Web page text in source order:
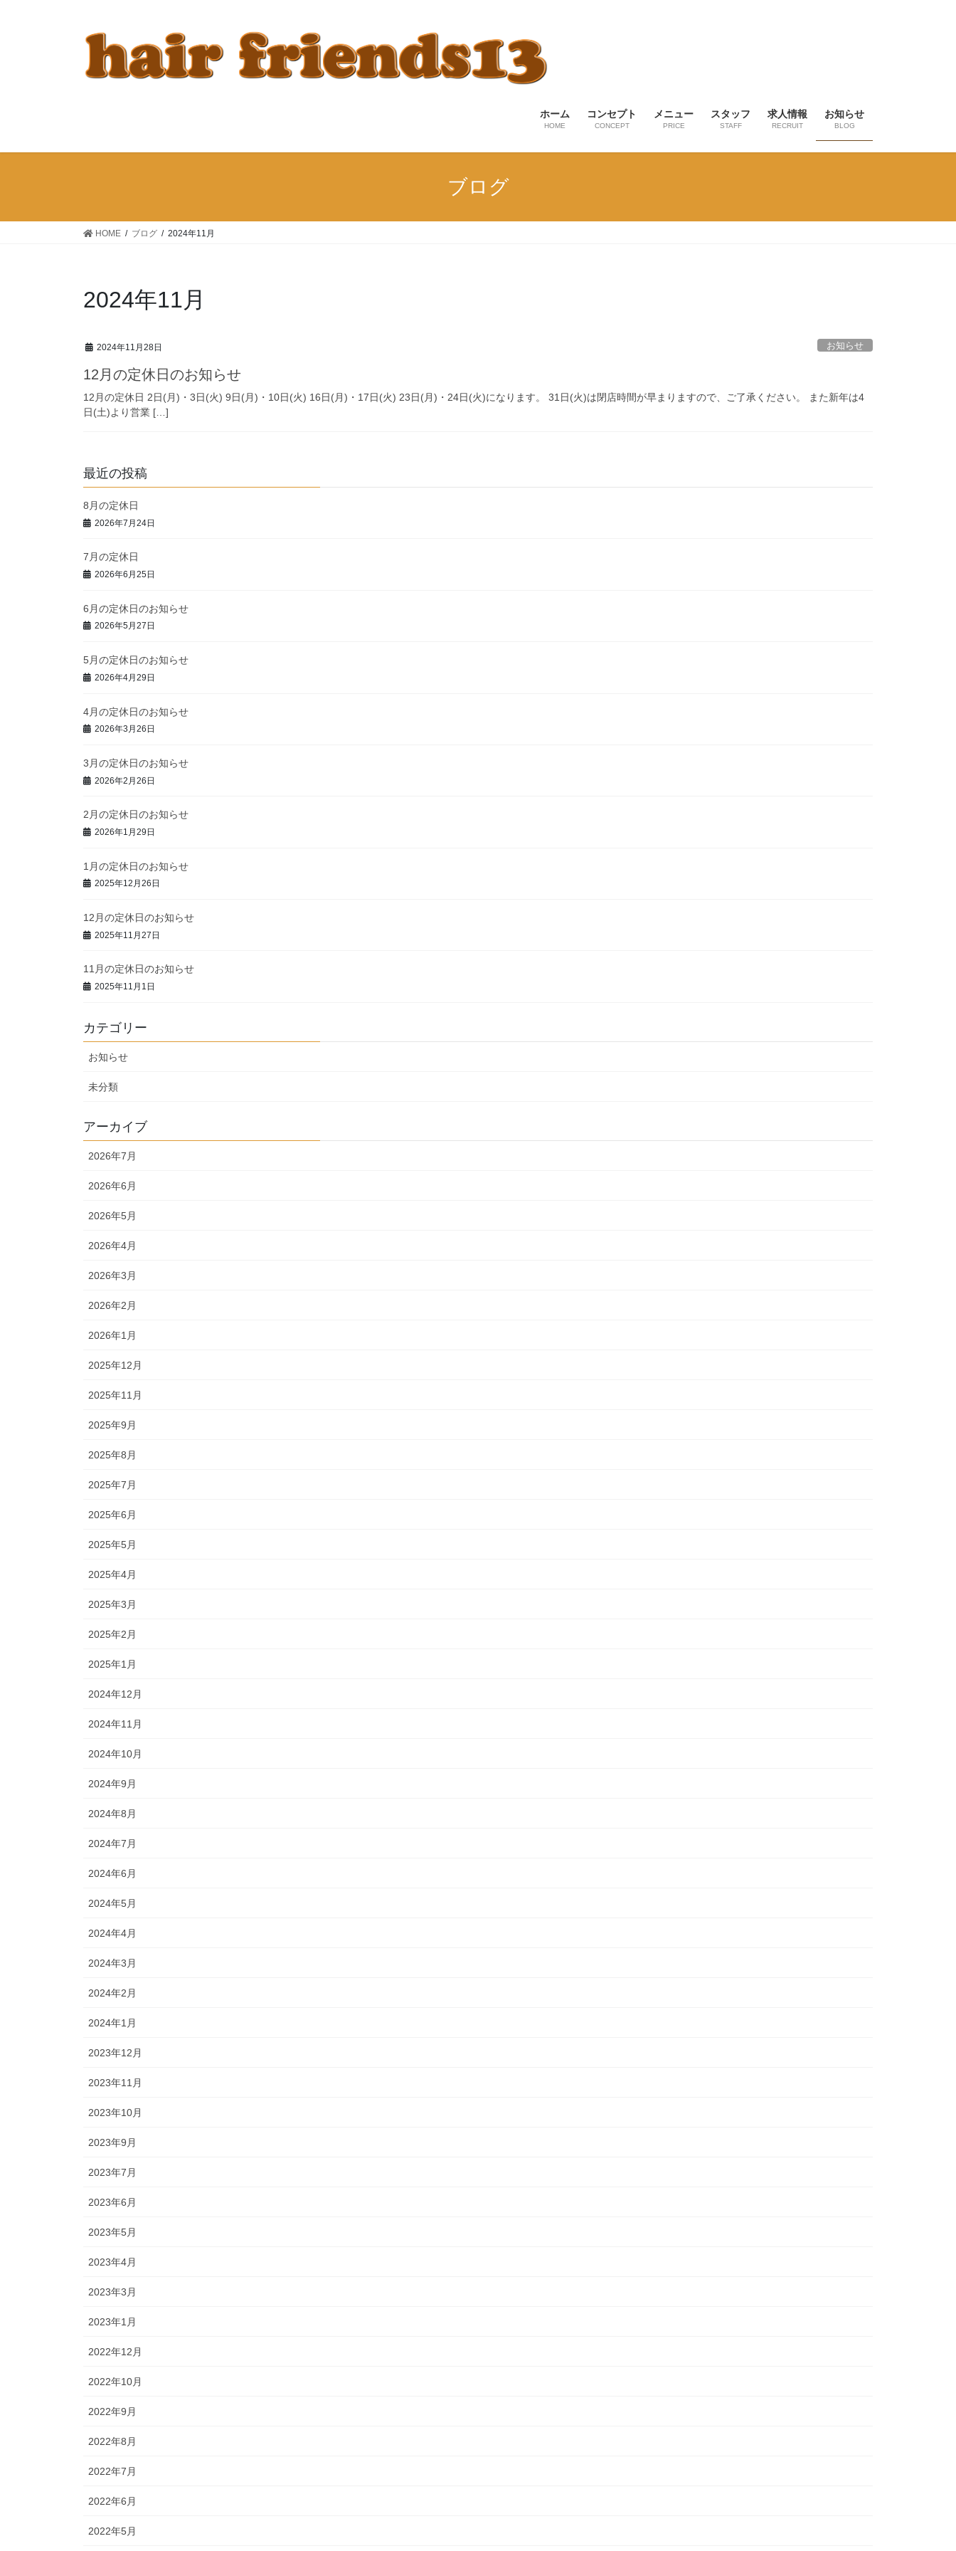
ホーム
HOME
コンセプト
CONCEPT
メニュー
PRICE
スタッフ
STAFF
求人情報
RECRUIT
お知らせ
BLOG
ブログ
HOME ブログ 2024年11月
2024年11月
2024年11月28日 お知らせ
12月の定休日のお知らせ
12月の定休日 2日(月)・3日(火) 9日(月)・10日(火) 16日(月)・17日(火) 23日(月)・24日(火)になります。 31日(火)は閉店時間が早まりますので、ご了承ください。 また新年は4
日(土)より営業 […]
最近の投稿
8月の定休日
2026年7月24日
7月の定休日
2026年6月25日
6月の定休日のお知らせ
2026年5月27日
5月の定休日のお知らせ
2026年4月29日
4月の定休日のお知らせ
2026年3月26日
3月の定休日のお知らせ
2026年2月26日
2月の定休日のお知らせ
2026年1月29日
1月の定休日のお知らせ
2025年12月26日
12月の定休日のお知らせ
2025年11月27日
11月の定休日のお知らせ
2025年11月1日
カテゴリー
お知らせ
未分類
アーカイブ
2026年7月
2026年6月
2026年5月
2026年4月
2026年3月
2026年2月
2026年1月
2025年12月
2025年11月
2025年9月
2025年8月
2025年7月
2025年6月
2025年5月
2025年4月
2025年3月
2025年2月
2025年1月
2024年12月
2024年11月
2024年10月
2024年9月
2024年8月
2024年7月
2024年6月
2024年5月
2024年4月
2024年3月
2024年2月
2024年1月
2023年12月
2023年11月
2023年10月
2023年9月
2023年7月
2023年6月
2023年5月
2023年4月
2023年3月
2023年1月
2022年12月
2022年10月
2022年9月
2022年8月
2022年7月
2022年6月
2022年5月